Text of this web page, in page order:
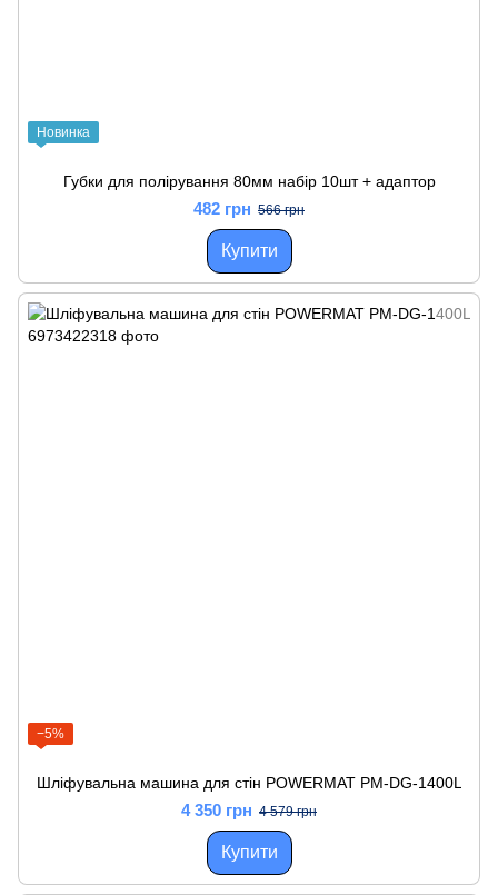
Новинка
Губки для полірування 80мм набір 10шт + адаптор
482 грн 566 грн
Купити
−5%
Шліфувальна машина для стін POWERMAT PM-DG-1400L
4 350 грн 4 579 грн
Купити